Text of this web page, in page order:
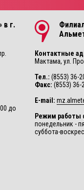
в г.
до
Контактные
Мактама, ул.
Тел.: (8553) 36-
Факс: (8553) 36-
E-mail:
Режим работы
понедельник -
суббота-